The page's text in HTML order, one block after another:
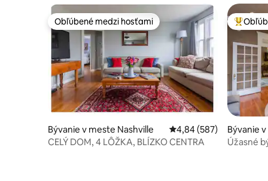
Obľúbené medzi hosťami
Obľúbené medzi hosťami
Bývanie v meste Nashville Priemerné
4,84 (587)
CELÝ DOM, 4 LÔŽKA, BLÍZKO CENTRA
Bývanie
Úžasné